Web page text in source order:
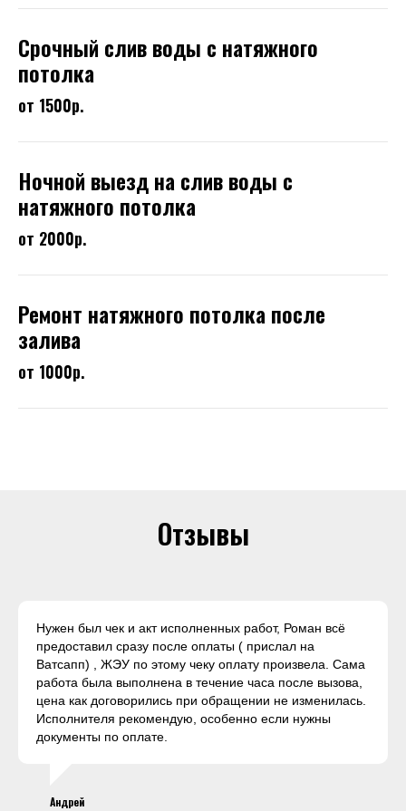
Срочный слив воды с натяжного
потолка
от 1500р.
Ночной выезд на слив воды с
натяжного потолка
от 2000р.
Ремонт натяжного потолка после
залива
от 1000р.
Отзывы
Нужен был чек и акт исполненных работ, Роман всё
предоставил сразу после оплаты ( прислал на
Ватсапп) , ЖЭУ по этому чеку оплату произвела. Сама
работа была выполнена в течение часа после вызова,
цена как договорились при обращении не изменилась.
Исполнителя рекомендую, особенно если нужны
документы по оплате.
Андрей